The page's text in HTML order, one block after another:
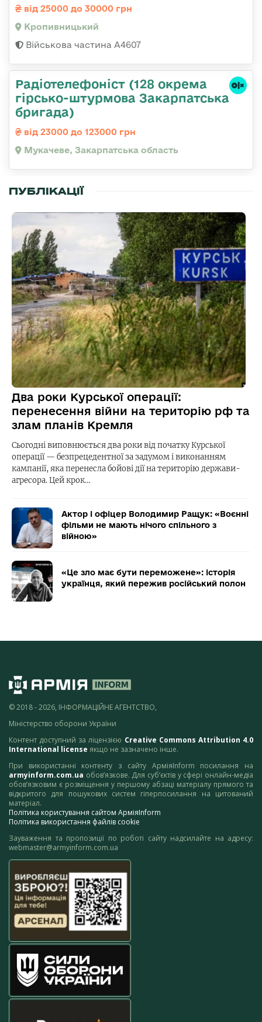
від 25000 до 30000 грн
Кропивницький
Військова частина А4607
Радіотелефоніст (128 окрема
гірсько-штурмова Закарпатська
бригада)
від 23000 до 123000 грн
Мукачеве, Закарпатська область
ПУБЛІКАЦІЇ
Два роки Курської операції:
перенесення війни на територію рф та
злам планів Кремля
Сьогодні виповнюється два роки від початку Курської
операції — безпрецедентної за задумом і виконанням
кампанії, яка перенесла бойові дії на територію держави-
агресора. Цей крок…
Актор і офіцер Володимир Ращук: «Воєнні
фільми не мають нічого спільного з
війною»
«Це зло має бути переможене»: історія
українця, який пережив російський полон
© 2018 - 2026, ІНФОРМАЦІЙНЕ АГЕНТСТВО,
Міністерство оборони України
Контент доступний за ліцензією Creative Commons Attribution 4.0
International license якщо не зазначено інше.
При використанні контенту з сайту АрміяInform посилання на
armyinform.com.ua обов’язкове. Для суб’єктів у сфері онлайн-медіа
обов’язковим є розміщення у першому абзаці матеріалу прямого та
відкритого для пошукових систем гіперпосилання на цитований
матеріал.
Політика користування сайтом АрміяInform
Політика використання файлів cookie
Зауваження та пропозиції по роботі сайту надсилайте на адресу:
webmaster@armyinform.com.ua